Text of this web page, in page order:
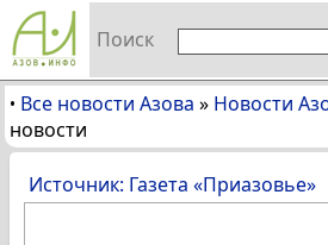
Поиск
• Все новости Азова » Новости
новости
Источник: Газета «Приазовье»